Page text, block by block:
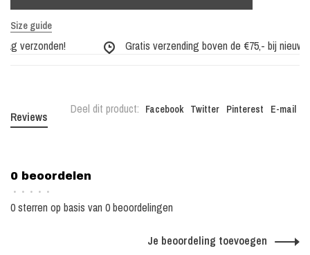
Size guide
verzonden! Gratis verzending boven de €75,- bij nieuwe
Deel dit product: Facebook Twitter Pinterest E-mail
Reviews
0 beoordelen
• • • • •
0 sterren op basis van 0 beoordelingen
Je beoordeling toevoegen